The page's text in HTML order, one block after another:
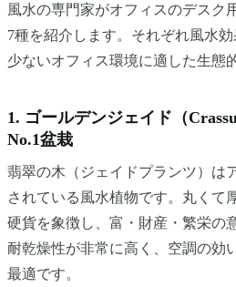
風水の専門家がオフィスのデスク
7種を紹介します。それぞれ風水
少ないオフィス環境に適した生態
1. ゴールデンジェイド（
No.1盆栽
翡翠の木（ジェイドプランツ）は
されている風水植物です。丸くて
硬貨を象徴し、富・財産・繁栄の
耐乾燥性が非常に高く、空調の効
最適です。